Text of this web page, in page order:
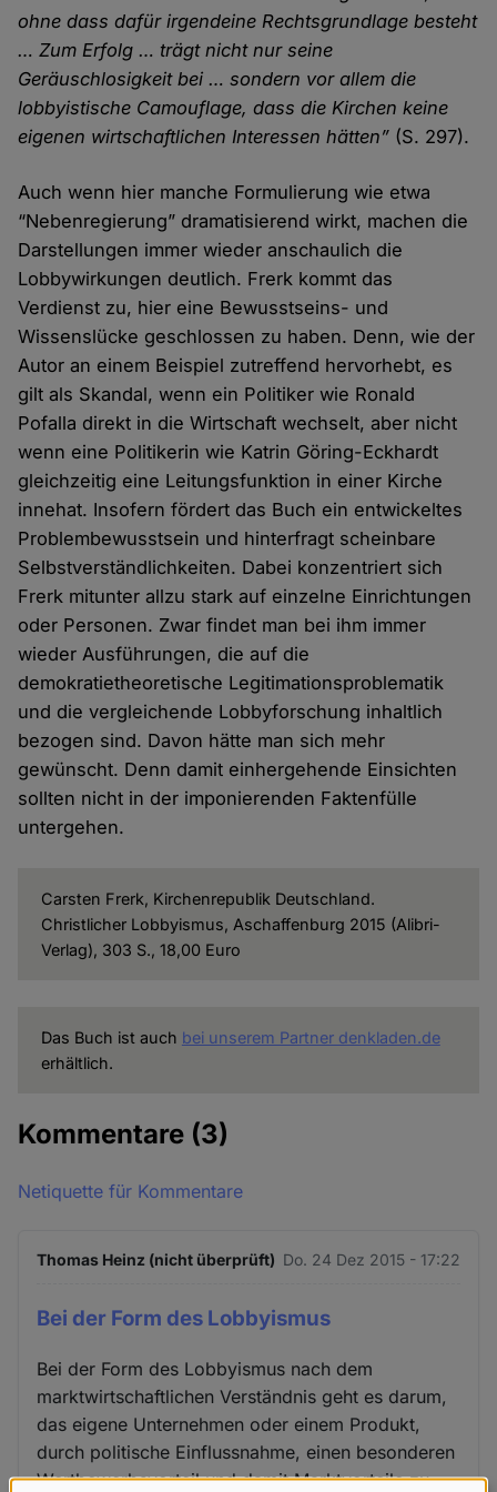
ohne dass dafür irgendeine Rechtsgrundlage besteht
… Zum Erfolg … trägt nicht nur seine
Geräuschlosigkeit bei … sondern vor allem die
lobbyistische Camouflage, dass die Kirchen keine
eigenen wirtschaftlichen Interessen hätten” (S. 297).
Auch wenn hier manche Formulierung wie etwa
“Nebenregierung” dramatisierend wirkt, machen die
Darstellungen immer wieder anschaulich die
Lobbywirkungen deutlich. Frerk kommt das
Verdienst zu, hier eine Bewusstseins- und
Wissenslücke geschlossen zu haben. Denn, wie der
Autor an einem Beispiel zutreffend hervorhebt, es
gilt als Skandal, wenn ein Politiker wie Ronald
Pofalla direkt in die Wirtschaft wechselt, aber nicht
wenn eine Politikerin wie Katrin Göring-Eckhardt
gleichzeitig eine Leitungsfunktion in einer Kirche
innehat. Insofern fördert das Buch ein entwickeltes
Problembewusstsein und hinterfragt scheinbare
Selbstverständlichkeiten. Dabei konzentriert sich
Frerk mitunter allzu stark auf einzelne Einrichtungen
oder Personen. Zwar findet man bei ihm immer
wieder Ausführungen, die auf die
demokratietheoretische Legitimationsproblematik
und die vergleichende Lobbyforschung inhaltlich
bezogen sind. Davon hätte man sich mehr
gewünscht. Denn damit einhergehende Einsichten
sollten nicht in der imponierenden Faktenfülle
untergehen.
Carsten Frerk, Kirchenrepublik Deutschland.
Christlicher Lobbyismus, Aschaffenburg 2015 (Alibri-
Verlag), 303 S., 18,00 Euro
Das Buch ist auch bei unserem Partner denkladen.de
erhältlich.
Kommentare (3)
Netiquette für Kommentare
Thomas Heinz (nicht überprüft) Do. 24 Dez 2015 - 17:22
Bei der Form des Lobbyismus
Bei der Form des Lobbyismus nach dem
marktwirtschaftlichen Verständnis geht es darum,
das eigene Unternehmen oder einem Produkt,
durch politische Einflussnahme, einen besonderen
Wertbewerbsvorteil und damit Marktvorteile zu